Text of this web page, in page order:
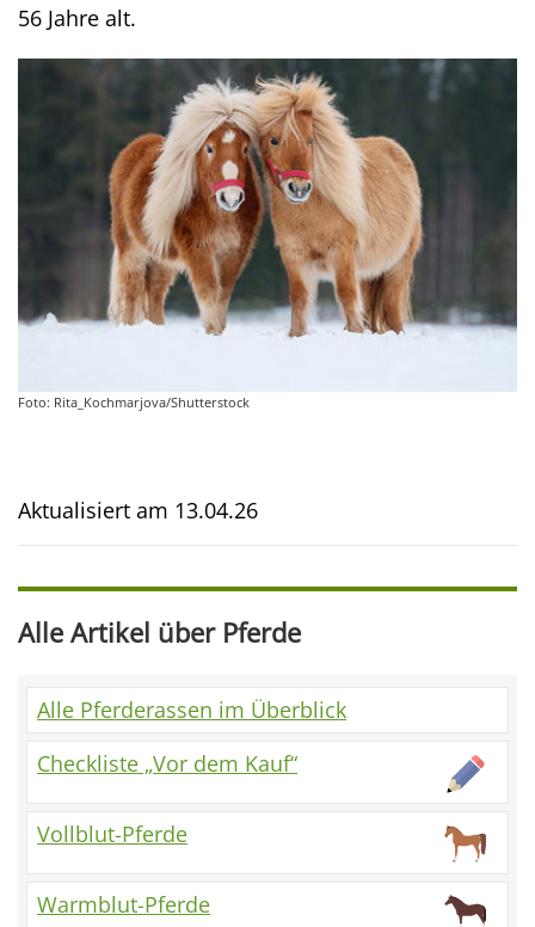
56 Jahre alt.
Foto: Rita_Kochmarjova/Shutterstock
Aktualisiert am 13.04.26
Alle Artikel über Pferde
Alle Pferderassen im Überblick
Checkliste „Vor dem Kauf“
Vollblut-Pferde
Warmblut-Pferde